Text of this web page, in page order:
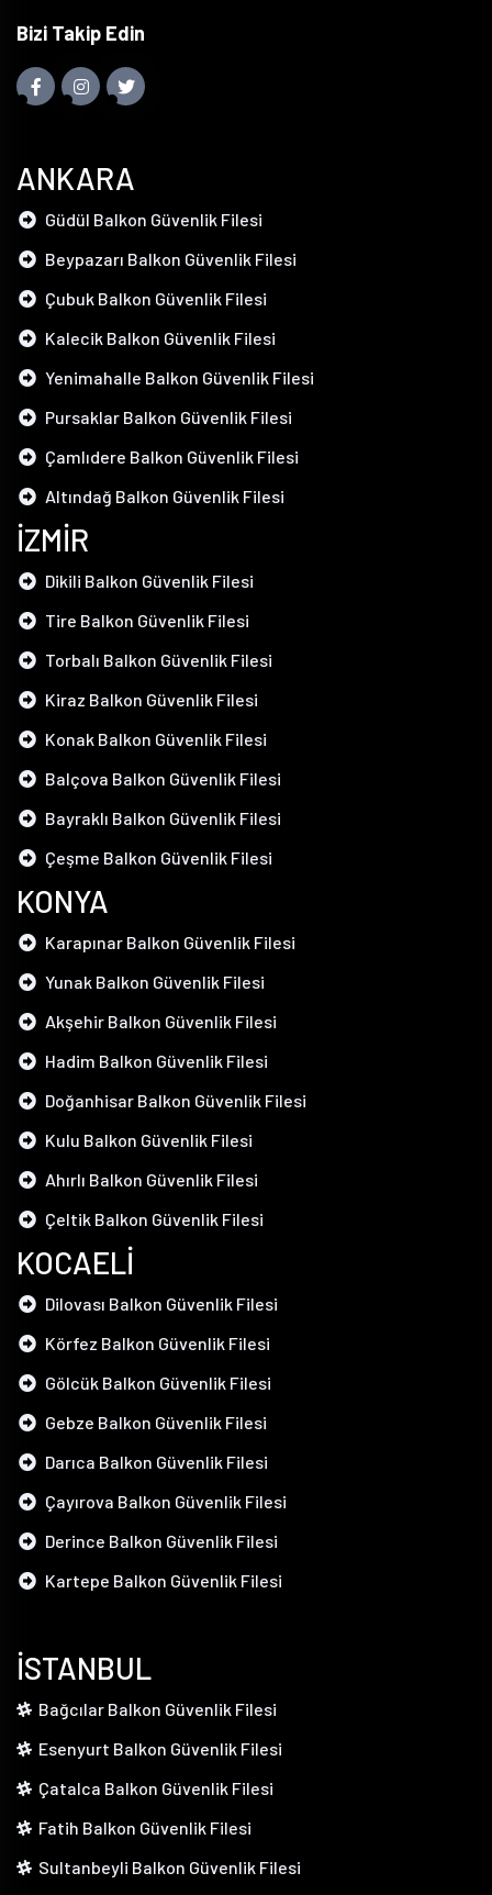
Bizi Takip Edin
ANKARA
Güdül Balkon Güvenlik Filesi
Beypazarı Balkon Güvenlik Filesi
Çubuk Balkon Güvenlik Filesi
Kalecik Balkon Güvenlik Filesi
Yenimahalle Balkon Güvenlik Filesi
Pursaklar Balkon Güvenlik Filesi
Çamlıdere Balkon Güvenlik Filesi
Altındağ Balkon Güvenlik Filesi
İZMİR
Dikili Balkon Güvenlik Filesi
Tire Balkon Güvenlik Filesi
Torbalı Balkon Güvenlik Filesi
Kiraz Balkon Güvenlik Filesi
Konak Balkon Güvenlik Filesi
Balçova Balkon Güvenlik Filesi
Bayraklı Balkon Güvenlik Filesi
Çeşme Balkon Güvenlik Filesi
KONYA
Karapınar Balkon Güvenlik Filesi
Yunak Balkon Güvenlik Filesi
Akşehir Balkon Güvenlik Filesi
Hadim Balkon Güvenlik Filesi
Doğanhisar Balkon Güvenlik Filesi
Kulu Balkon Güvenlik Filesi
Ahırlı Balkon Güvenlik Filesi
Çeltik Balkon Güvenlik Filesi
KOCAELİ
Dilovası Balkon Güvenlik Filesi
Körfez Balkon Güvenlik Filesi
Gölcük Balkon Güvenlik Filesi
Gebze Balkon Güvenlik Filesi
Darıca Balkon Güvenlik Filesi
Çayırova Balkon Güvenlik Filesi
Derince Balkon Güvenlik Filesi
Kartepe Balkon Güvenlik Filesi
İSTANBUL
Bağcılar Balkon Güvenlik Filesi
Esenyurt Balkon Güvenlik Filesi
Çatalca Balkon Güvenlik Filesi
Fatih Balkon Güvenlik Filesi
Sultanbeyli Balkon Güvenlik Filesi